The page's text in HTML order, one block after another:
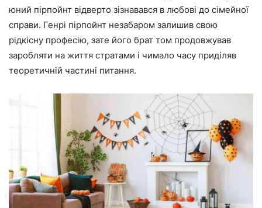
юний пірпойнт відверто зізнавався в любові до сімейної
справи. Генрі пірпойнт незабаром залишив свою
рідкісну професію, зате його брат том продовжував
заробляти на життя стратами і чимало часу приділяв
теоретичній частині питання.